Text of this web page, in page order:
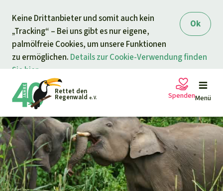
Ok
Keine Drittanbieter und somit auch kein
„Tracking“ – Bei uns gibt es nur eigene,
palmölfreie Cookies, um unsere Funktionen
zu ermöglichen. Details zur Cookie-Verwendung finden
Sie hier.
springen
Rettet den
Regenwald e. V. Menü
Petitionen
Projekte
Spenden
Ihre Spende hilft
Allgemeine Spende